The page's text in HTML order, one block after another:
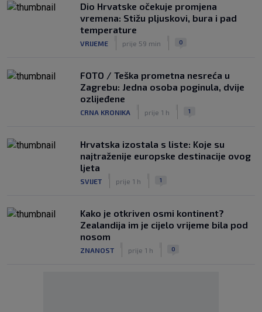
Dio Hrvatske očekuje promjena
vremena: Stižu pljuskovi, bura i pad
temperature
VRIJEME prije 59 min 0
FOTO / Teška prometna nesreća u
Zagrebu: Jedna osoba poginula, dvije
ozlijeđene
CRNA KRONIKA prije 1 h 1
Hrvatska izostala s liste: Koje su
najtraženije europske destinacije ovog
ljeta
SVIJET prije 1 h 1
Kako je otkriven osmi kontinent?
Zealandija im je cijelo vrijeme bila pod
nosom
ZNANOST prije 1 h 0